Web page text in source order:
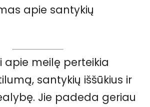
apie santykių
apie meilę perteikia
santykių iššūkius ir
Jie padeda geriau